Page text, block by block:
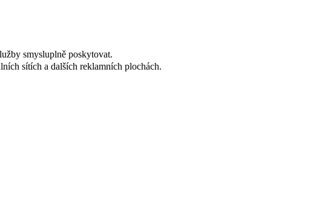
smysluplně poskytovat.
sítích a dalších reklamních plochách.